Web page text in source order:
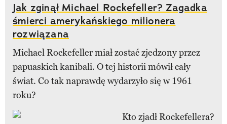
Jak zginął Michael Rockefeller? Zagadka
śmierci amerykańskiego milionera
rozwiązana
Michael Rockefeller miał zostać zjedzony przez
papuaskich kanibali. O tej historii mówił cały
świat. Co tak naprawdę wydarzyło się w 1961
roku?